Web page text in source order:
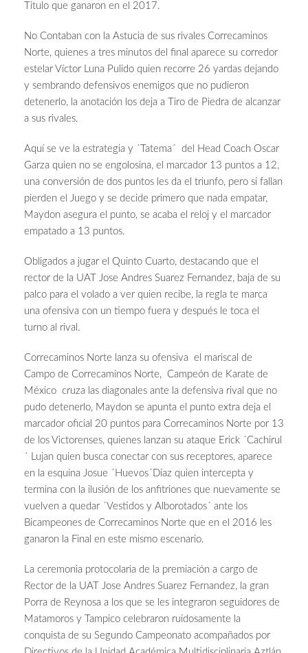
Titulo que ganaron en el 2017.
No Contaban con la Astucia de sus rivales Correcaminos
Norte, quienes a tres minutos del final aparece su corredor
estelar Víctor Luna Pulido quien recorre 26 yardas dejando
y sembrando defensivos enemigos que no pudieron
detenerlo, la anotación los deja a Tiro de Piedra de alcanzar
a sus rivales.
Aquí se ve la estrategia y ´Tatema´ del Head Coach Oscar
Garza quien no se engolosina, el marcador 13 puntos a 12,
una conversión de dos puntos les da el triunfo, pero si fallan
pierden el Juego y se decide primero que nada empatar,
Maydon asegura el punto, se acaba el reloj y el marcador
empatado a 13 puntos.
Obligados a jugar el Quinto Cuarto, destacando que el
rector de la UAT Jose Andres Suarez Fernandez, baja de su
palco para el volado a ver quien recibe, la regla te marca
una ofensiva con un tiempo fuera y después le toca el
turno al rival.
Correcaminos Norte lanza su ofensiva el mariscal de
Campo de Correcaminos Norte, Campeón de Karate de
México cruza las diagonales ante la defensiva rival que no
pudo detenerlo, Maydon se apunta el punto extra deja el
marcador oficial 20 puntos para Correcaminos Norte por 13
de los Victorenses, quienes lanzan su ataque Erick ´Cachirul
´ Lujan quien busca conectar con sus receptores, aparece
en la esquina Josue ´Huevos´Diaz quien intercepta y
termina con la ilusión de los anfitriones que nuevamente se
vuelven a quedar ´Vestidos y Alborotados´ ante los
Bicampeones de Correcaminos Norte que en el 2016 les
ganaron la Final en este mismo escenario.
La ceremonia protocolaria de la premiación a cargo de
Rector de la UAT Jose Andres Suarez Fernandez, la gran
Porra de Reynosa a los que se les integraron seguidores de
Matamoros y Tampico celebraron ruidosamente la
conquista de su Segundo Campeonato acompañados por